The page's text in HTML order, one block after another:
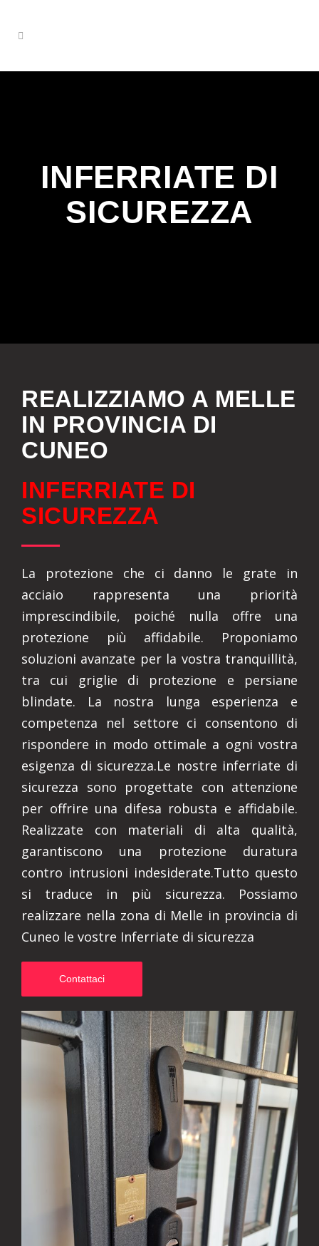
INFERRIATE DI
SICUREZZA
REALIZZIAMO A MELLE
IN PROVINCIA DI
CUNEO
INFERRIATE DI
SICUREZZA
La protezione che ci danno le grate in
acciaio rappresenta una priorità
imprescindibile, poiché nulla offre una
protezione più affidabile. Proponiamo
soluzioni avanzate per la vostra tranquillità,
tra cui griglie di protezione e persiane
blindate. La nostra lunga esperienza e
competenza nel settore ci consentono di
rispondere in modo ottimale a ogni vostra
esigenza di sicurezza.Le nostre inferriate di
sicurezza sono progettate con attenzione
per offrire una difesa robusta e affidabile.
Realizzate con materiali di alta qualità,
garantiscono una protezione duratura
contro intrusioni indesiderate.Tutto questo
si traduce in più sicurezza. Possiamo
realizzare nella zona di Melle in provincia di
Cuneo le vostre Inferriate di sicurezza
Contattaci